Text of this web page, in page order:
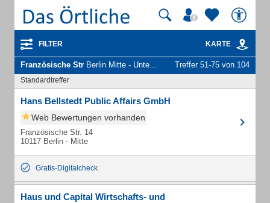
FILTER KARTE
Französische Str Berlin Mitte - Unternehmen und Personen Treffer 51-75 von 104
Standardtreffer
Hans Bellstedt Public Affairs GmbH
Web Bewertungen vorhanden
Französische Str. 14
10117 Berlin - Mitte
Gratis-Digitalcheck
Haus und Capital Wirtschafts- und